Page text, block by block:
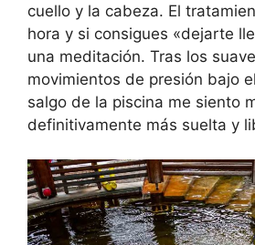
cuello y la cabeza. El
hora y si consigues «dejarte
una meditación. Tras los
movimientos de presión bajo
salgo de la piscina me siento
definitivamente más suelta y